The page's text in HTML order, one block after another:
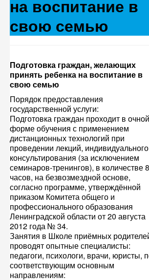
на воспитание в
свою семью
Подготовка граждан, желающих
принять ребенка на воспитание в
свою семью
Порядок предоставления
государственной услуги:
Подготовка граждан проходит в очной
форме обучения с применением
дистанционных технологий при
проведении лекций, индивидуального
консультирования (за исключением
семинаров-тренингов), в количестве
часов, на безвозмездной основе,
согласно программе, утверждённой
приказом Комитета общего и
профессионального образования
Ленинградской области от 20 августа
2012 года № 34.
Занятия в Школе приёмных
проводят опытные специалисты:
педагоги, психологи, врачи, юристы,
соответствующим основным
направлениям: